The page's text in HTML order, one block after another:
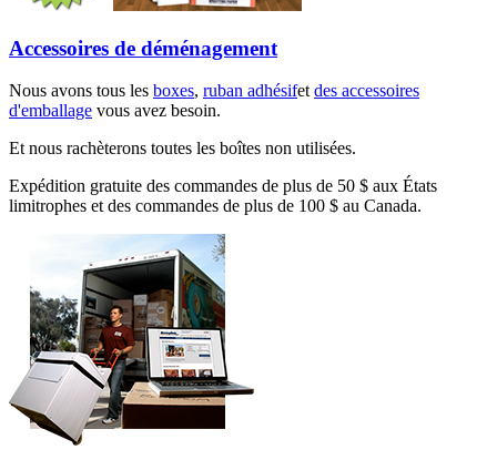
Accessoires de déménagement
Nous avons tous les boxes, ruban adhésifetdes accessoires
d'emballage vous avez besoin.
Et nous rachèterons toutes les boîtes non utilisées.
Expédition gratuite des commandes de plus de 50 $ aux États
limitrophes et des commandes de plus de 100 $ au Canada.